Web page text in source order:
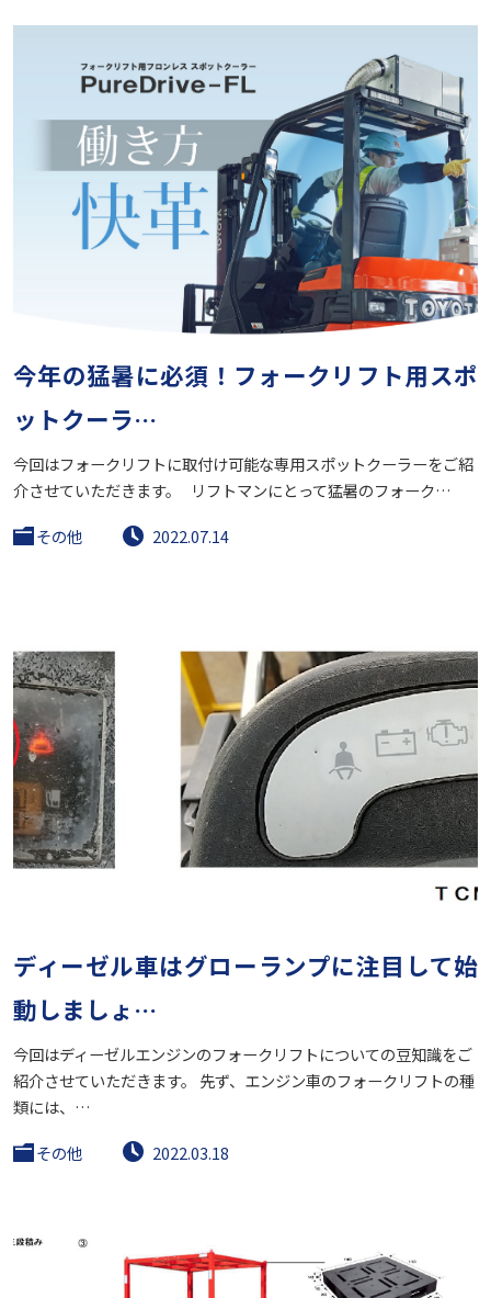
今年の猛暑に必須！フォークリフト用スポ
ットクーラ…
今回はフォークリフトに取付け可能な専用スポットクーラーをご紹
介させていただきます。 リフトマンにとって猛暑のフォーク…
その他
2022.07.14
ディーゼル車はグローランプに注目して始
動しましょ…
今回はディーゼルエンジンのフォークリフトについての豆知識をご
紹介させていただきます。 先ず、エンジン車のフォークリフトの種
類には、…
その他
2022.03.18